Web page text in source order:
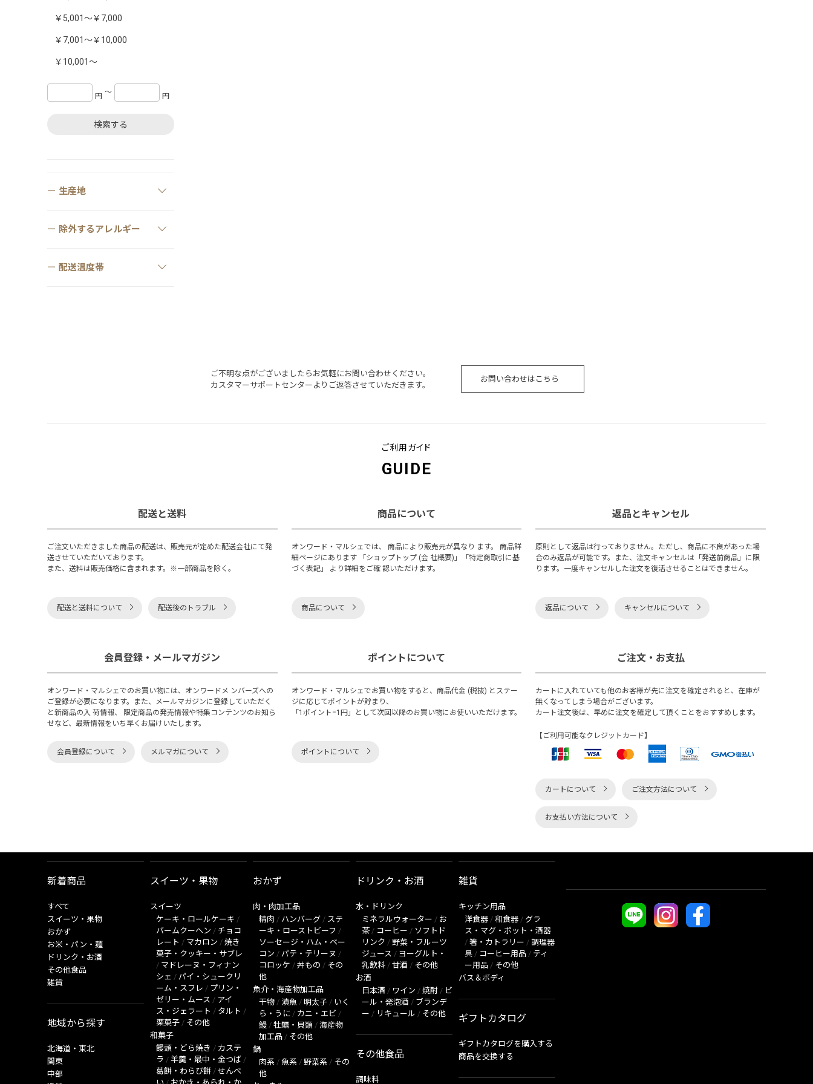
￥5,001～￥7,000
￥7,001～￥10,000
￥10,001～
円 〜 円
検索する
生産地
除外するアレルギー
配送温度帯
ご不明な点がございましたらお気軽にお問い合わせください。
カスタマーサポートセンターよりご返答させていただきます。
お問い合わせはこちら
ご利用ガイド
GUIDE
配送と送料
ご注文いただきました商品の配送は、販売元が定めた配送会社にて発
送させていただいております。
また、送料は販売価格に含まれます。※一部商品を除く。
配送と送料について 配送後のトラブル
商品について
オンワード・マルシェでは、 商品により販売元が異なり ます。 商品詳
細ページにあります 「ショップトップ (会 社概要)」「特定商取引に基
づく表記」 より詳細をご確 認いただけます。
商品について
返品とキャンセル
原則として返品は行っておりません。ただし、商品に不良があった場
合のみ返品が可能です。また、注文キャンセルは「発送前商品」に限
ります。一度キャンセルした注文を復活させることはできません。
返品について キャンセルについて
会員登録・メールマガジン
オンワード・マルシェでのお買い物には、オンワードメ ンバーズへの
ご登録が必要になります。また、メールマガジンに登録していただく
と新商品の入 荷情報、 限定商品の発売情報や特集コンテンツのお知ら
せなど、最新情報をいち早くお届けいたします。
会員登録について メルマガについて
ポイントについて
オンワード・マルシェでお買い物をすると、商品代金 (税抜) とステー
ジに応じてポイントが貯まり、
「1ポイント=1円」として次回以降のお買い物にお使いいただけます。
ポイントについて
ご注文・お支払
カートに入れていても他のお客様が先に注文を確定されると、在庫が
無くなってしまう場合がございます。
カート注文後は、早めに注文を確定して頂くことをおすすめします。
【ご利用可能なクレジットカード】
カートについて ご注文方法について
お支払い方法について
新着商品
すべて
スイーツ・果物
おかず
お米・パン・麺
ドリンク・お酒
その他食品
雑貨
地域から探す
北海道・東北
関東
中部
スイーツ・果物
スイーツ
ケーキ・ロールケーキ /
バームクーヘン / チョコ
レート / マカロン / 焼き
菓子・クッキー・サブレ
/ マドレーヌ・フィナン
シェ / パイ・シュークリ
ーム・スフレ / プリン・
ゼリー・ムース / アイ
ス・ジェラート / タルト /
栗菓子 / その他
和菓子
饅頭・どら焼き / カステ
ラ / 羊羹・最中・金つば /
葛餅・わらび餅 / せんべ
おかず
肉・肉加工品
精肉 / ハンバーグ / ステ
ーキ・ローストビーフ /
ソーセージ・ハム・ベー
コン / パテ・テリーヌ /
コロッケ / 丼もの / その
他
魚介・海産物加工品
干物 / 漬魚 / 明太子 / いく
ら・うに / カニ・エビ /
鰻 / 牡蠣・貝類 / 海産物
加工品 / その他
鍋
肉系 / 魚系 / 野菜系 / その
他
ドリンク・お酒
水・ドリンク
ミネラルウォーター / お
茶 / コーヒー / ソフトド
リンク / 野菜・フルーツ
ジュース / ヨーグルト・
乳飲料 / 甘酒 / その他
お酒
日本酒 / ワイン / 焼酎 / ビ
ール・発泡酒 / ブランデ
ー / リキュール / その他
その他食品
調味料
雑貨
キッチン用品
洋食器 / 和食器 / グラ
ス・マグ・ポット・酒器
/ 箸・カトラリー / 調理器
具 / コーヒー用品 / ティ
ー用品 / その他
バス＆ボディ
ギフトカタログ
ギフトカタログを購入する
商品を交換する